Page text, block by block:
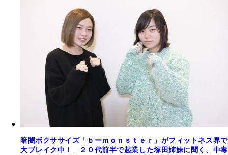
暗闇ボクササイズ「ｂーｍｏｎｓｔｅｒ」がフィットネス界で
大ブレイク中！ ２０代前半で起業した塚田姉妹に聞く、中毒